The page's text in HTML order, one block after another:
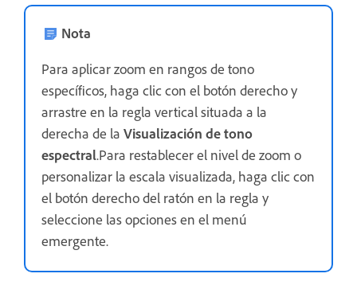
Nota
Para aplicar zoom en rangos de tono
específicos, haga clic con el botón derecho y
arrastre en la regla vertical situada a la
derecha de la Visualización de tono
espectral.Para restablecer el nivel de zoom o
personalizar la escala visualizada, haga clic con
el botón derecho del ratón en la regla y
seleccione las opciones en el menú
emergente.